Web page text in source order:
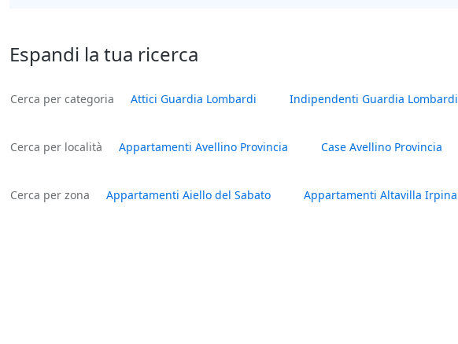
Espandi la tua ricerca
Cerca per categoria Attici Guardia Lombardi Indipendenti Guardia Lombardi
Cerca per località Appartamenti Avellino Provincia Case Avellino Provincia
Cerca per zona Appartamenti Aiello del Sabato Appartamenti Altavilla Irpina